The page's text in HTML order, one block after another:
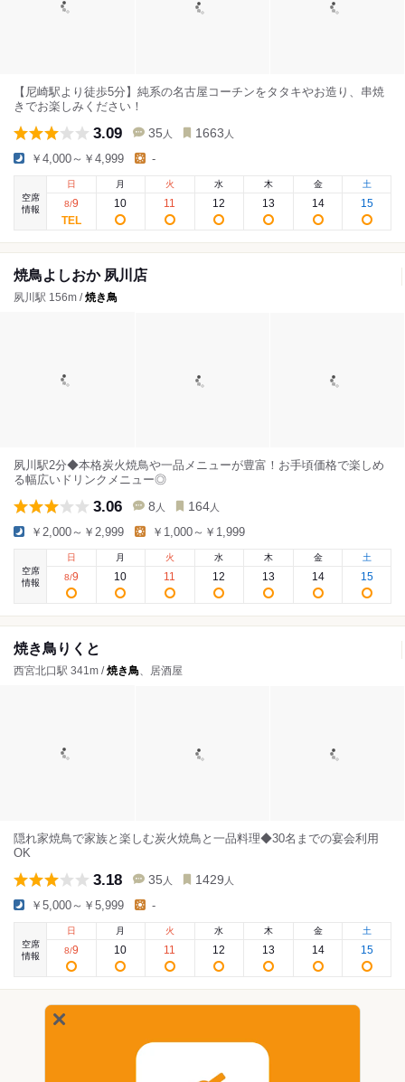
【尼崎駅より徒歩5分】純系の名古屋コーチンをタタキやお造り、串焼
きでお楽しみください！
3.09 35 人 1663 人
￥4,000～￥4,999 -
空席
情報
日
8/9
月
10
火
11
水
12
木
13
金
14
土
15
焼鳥よしおか 夙川店
夙川駅 156m /焼き鳥
夙川駅2分◆本格炭火焼鳥や一品メニューが豊富！お手頃価格で楽しめ
る幅広いドリンクメニュー◎
3.06 8 人 164 人
￥2,000～￥2,999 ￥1,000～￥1,999
空席
情報
日
8/9
月
10
火
11
水
12
木
13
金
14
土
15
焼き鳥りくと
西宮北口駅 341m /焼き鳥、居酒屋
隠れ家焼鳥で家族と楽しむ炭火焼鳥と一品料理◆30名までの宴会利用
OK
3.18 35 人 1429 人
￥5,000～￥5,999 -
空席
情報
日
8/9
月
10
火
11
水
12
木
13
金
14
土
15